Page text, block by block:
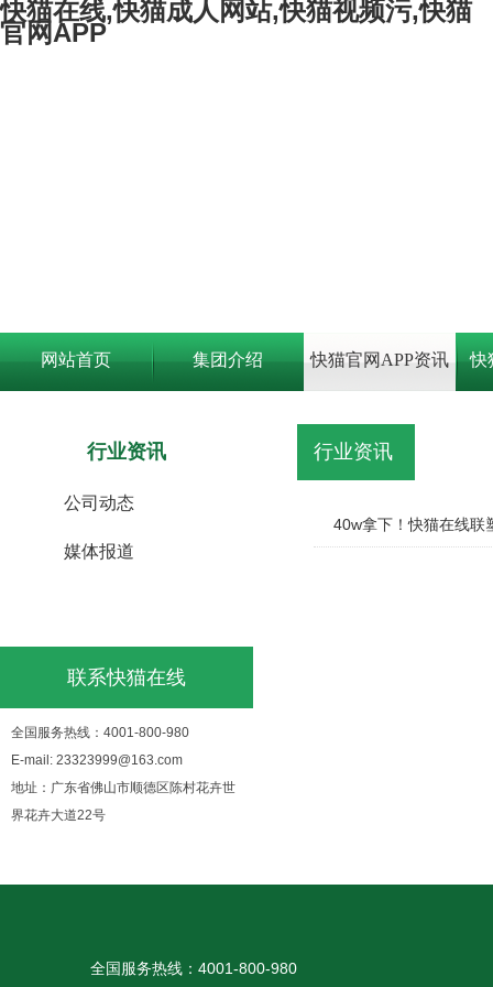
快猫在线,快猫成人网站,快猫视频污,快猫
官网APP
网站首页 集团介绍 快猫官网APP资讯 快
行业资讯
公司动态
媒体报道
联系快猫在线
全国服务热线：4001-800-980
E-mail: 23323999@163.com
地址：广东省佛山市顺德区陈村花卉世
界花卉大道22号
行业资讯
40w拿下！快猫在线
全国服务热线：4001-800-980